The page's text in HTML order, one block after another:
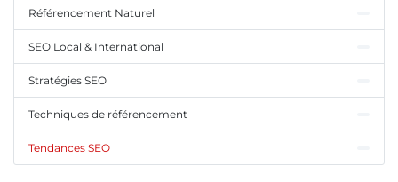
Référencement Naturel
SEO Local & International
Stratégies SEO
Techniques de référencement
Tendances SEO